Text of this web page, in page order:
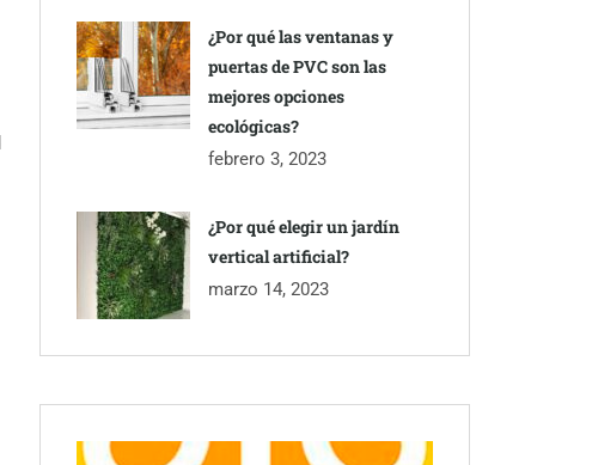
¿Por qué las ventanas y
puertas de PVC son las
mejores opciones
ecológicas?
febrero 3, 2023
¿Por qué elegir un jardín
vertical artificial?
marzo 14, 2023